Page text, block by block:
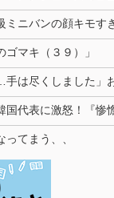
ミニバンの顔キモす
ゴマキ（３９）」
…手は尽くしました
てまう、、